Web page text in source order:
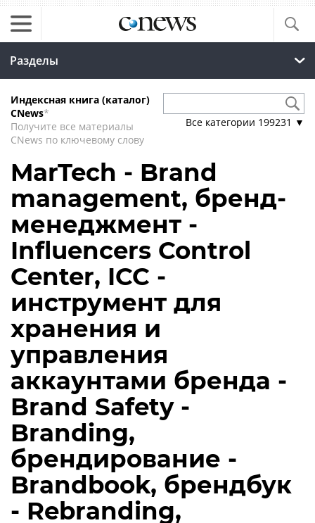
Разделы
Индексная книга (каталог)
CNews*
Получите все материалы
CNews по ключевому слову
Все категории 199231 ▼
MarTech - Brand
management, бренд-
менеджмент -
Influencers Control
Center, ICC -
инструмент для
хранения и
управления
аккаунтами бренда -
Brand Safety -
Branding,
брендирование -
Brandbook, брендбук
- Rebranding,